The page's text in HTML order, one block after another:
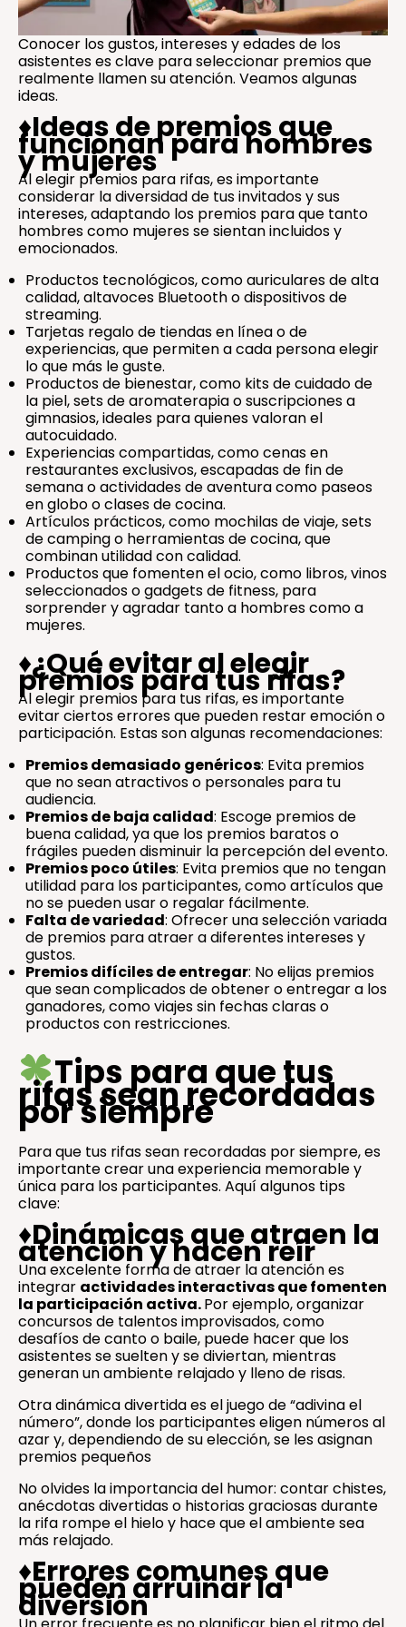
Conocer los gustos, intereses y edades de los
asistentes es clave para seleccionar premios que
realmente llamen su atención. Veamos algunas
ideas.
♦️Ideas de premios que
funcionan para hombres
y mujeres
Al elegir premios para rifas, es importante
considerar la diversidad de tus invitados y sus
intereses, adaptando los premios para que tanto
hombres como mujeres se sientan incluidos y
emocionados.
Productos tecnológicos, como auriculares de alta
calidad, altavoces Bluetooth o dispositivos de
streaming.
Tarjetas regalo de tiendas en línea o de
experiencias, que permiten a cada persona elegir
lo que más le guste.
Productos de bienestar, como kits de cuidado de
la piel, sets de aromaterapia o suscripciones a
gimnasios, ideales para quienes valoran el
autocuidado.
Experiencias compartidas, como cenas en
restaurantes exclusivos, escapadas de fin de
semana o actividades de aventura como paseos
en globo o clases de cocina.
Artículos prácticos, como mochilas de viaje, sets
de camping o herramientas de cocina, que
combinan utilidad con calidad.
Productos que fomenten el ocio, como libros, vinos
seleccionados o gadgets de fitness, para
sorprender y agradar tanto a hombres como a
mujeres.
♦️¿Qué evitar al elegir
premios para tus rifas?
Al elegir premios para tus rifas, es importante
evitar ciertos errores que pueden restar emoción o
participación. Estas son algunas recomendaciones:
Premios demasiado genéricos: Evita premios
que no sean atractivos o personales para tu
audiencia.
Premios de baja calidad: Escoge premios de
buena calidad, ya que los premios baratos o
frágiles pueden disminuir la percepción del evento.
Premios poco útiles: Evita premios que no tengan
utilidad para los participantes, como artículos que
no se pueden usar o regalar fácilmente.
Falta de variedad: Ofrecer una selección variada
de premios para atraer a diferentes intereses y
gustos.
Premios difíciles de entregar: No elijas premios
que sean complicados de obtener o entregar a los
ganadores, como viajes sin fechas claras o
productos con restricciones.
Tips para que tus
rifas sean recordadas
por siempre
Para que tus rifas sean recordadas por siempre, es
importante crear una experiencia memorable y
única para los participantes. Aquí algunos tips
clave:
♦️Dinámicas que atraen la
atención y hacen reír
Una excelente forma de atraer la atención es
integrar actividades interactivas que fomenten
la participación activa.Por ejemplo, organizar
concursos de talentos improvisados, como
desafíos de canto o baile, puede hacer que los
asistentes se suelten y se diviertan, mientras
generan un ambiente relajado y lleno de risas.
Otra dinámica divertida es el juego de “adivina el
número”, donde los participantes eligen números al
azar y, dependiendo de su elección, se les asignan
premios pequeños
No olvides la importancia del humor: contar chistes,
anécdotas divertidas o historias graciosas durante
la rifa rompe el hielo y hace que el ambiente sea
más relajado.
♦️Errores comunes que
pueden arruinar la
diversión